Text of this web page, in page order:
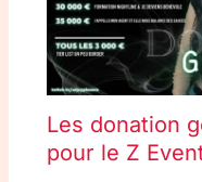
Les donation
pour le Z